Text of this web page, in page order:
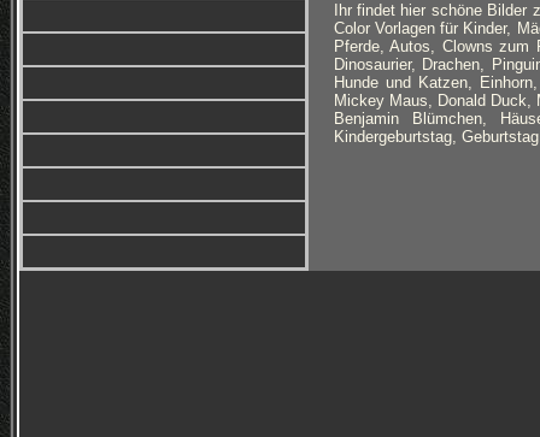
Ihr findet hier schöne Bilder
Color Vorlagen für Kinder,
Pferde, Autos, Clowns
Dinosaurier, Drachen,
Hunde und Katzen,
Mickey Maus, Donald Duck,
Benjamin Blümchen,
Kindergeburtstag,